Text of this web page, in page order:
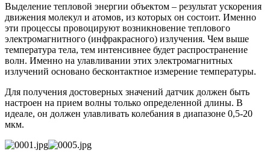
Выделение тепловой энергии объектом – результат ускорения
движения молекул и атомов, из которых он состоит. Именно
эти процессы провоцируют возникновение теплового
электромагнитного (инфракрасного) излучения. Чем выше
температура тела, тем интенсивнее будет распространение
волн. Именно на улавливании этих электромагнитных
излучений основано бесконтактное измерение температуры.
Для получения достоверных значений датчик должен быть
настроен на прием волны только определенной длины. В
идеале, он должен улавливать колебания в диапазоне 0,5-20
мкм.